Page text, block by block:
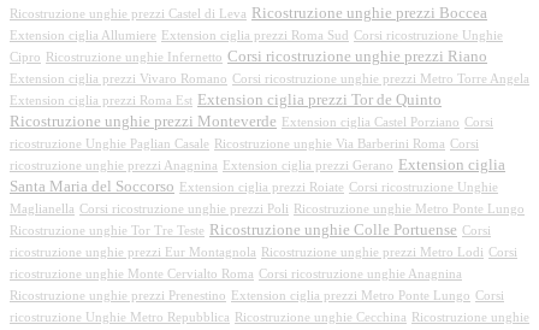
Ricostruzione unghie prezzi Castel di Leva
Ricostruzione unghie prezzi Boccea
Extension ciglia Allumiere Extension ciglia prezzi Roma Sud
Corsi ricostruzione Unghie
Cipro
Ricostruzione unghie Infernetto Corsi ricostruzione unghie prezzi Riano
Extension ciglia prezzi Vivaro Romano Corsi ricostruzione unghie prezzi Metro Torre Angela
Extension ciglia prezzi Roma Est
Extension ciglia prezzi Tor de Quinto
Ricostruzione unghie prezzi Monteverde
Extension ciglia Castel Porziano Corsi
ricostruzione Unghie Paglian Casale
Ricostruzione unghie Via Barberini Roma Corsi
ricostruzione unghie prezzi Anagnina
Extension ciglia prezzi Gerano
Extension ciglia
Santa Maria del Soccorso
Extension ciglia prezzi Roiate Corsi ricostruzione Unghie
Maglianella Corsi ricostruzione unghie prezzi Poli
Ricostruzione unghie Metro Ponte Lungo
Ricostruzione unghie Tor Tre Teste
Ricostruzione unghie Colle Portuense Corsi
ricostruzione unghie prezzi Eur Montagnola
Ricostruzione unghie prezzi Metro Lodi Corsi
ricostruzione unghie Monte Cervialto Roma Corsi ricostruzione unghie Anagnina
Ricostruzione unghie prezzi Prenestino
Extension ciglia prezzi Metro Ponte Lungo Corsi
ricostruzione Unghie Metro Repubblica
Ricostruzione unghie Cecchina
Ricostruzione unghie